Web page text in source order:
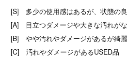
[S] 多少の使用感はあるが、状態の
[A] 目立つダメージや大きな汚れが
[B] やや汚れやダメージがあるが綺
[C] 汚れやダメージがあるUSED品